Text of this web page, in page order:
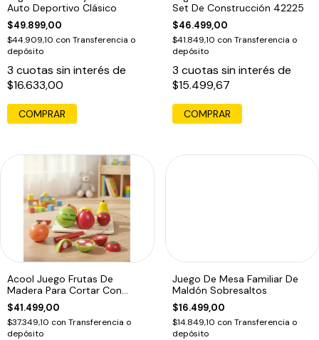
Auto Deportivo Clásico
$49.899,00
$44.909,10 con Transferencia o
depósito
3 cuotas sin interés de
$16.633,00
Set De Construcción 42225
$46.499,00
$41.849,10 con Transferencia o
depósito
3 cuotas sin interés de
$15.499,67
COMPRAR
Acool Juego Frutas De
Madera Para Cortar Con
Velcro
$41.499,00
$37.349,10 con Transferencia o
depósito
Juego De Mesa Familiar De
Maldón Sobresaltos
$16.499,00
$14.849,10 con Transferencia o
depósito